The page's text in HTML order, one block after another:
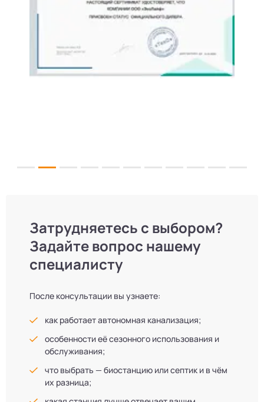
Затрудняетесь с выбором?
Задайте вопрос нашему
специалисту
После консультации вы узнаете:
как работает автономная канализация;
особенности её сезонного использования и
обслуживания;
что выбрать — биостанцию или септик и в чём
их разница;